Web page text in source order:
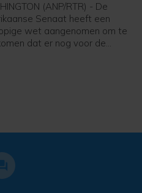
(ANP/RTR) - De
Senaat heeft een
wet aangenomen om te
dat er nog voor de
geld meer beschikbaar is.